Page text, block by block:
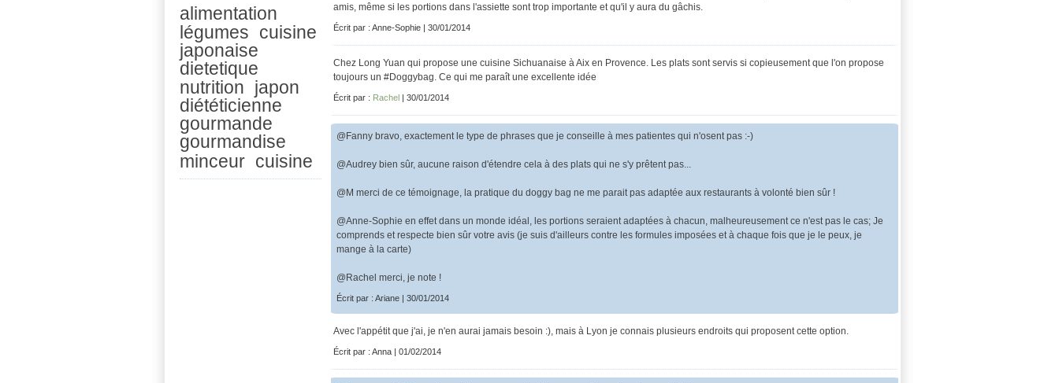
alimentation
légumes cuisine
japonaise
dietetique
nutrition japon
diététicienne
gourmande
gourmandise
minceur cuisine
amis, même si les portions dans l'assiette sont trop importante et qu'il y aura du gâchis.
Écrit par : Anne-Sophie | 30/01/2014
Chez Long Yuan qui propose une cuisine Sichuanaise à Aix en Provence. Les plats sont servis si copieusement que l'on propose
toujours un #Doggybag. Ce qui me paraît une excellente idée
Écrit par : Rachel | 30/01/2014
@Fanny bravo, exactement le type de phrases que je conseille à mes patientes qui n'osent pas :-)
@Audrey bien sûr, aucune raison d'étendre cela à des plats qui ne s'y prêtent pas...
@M merci de ce témoignage, la pratique du doggy bag ne me parait pas adaptée aux restaurants à volonté bien sûr !
@Anne-Sophie en effet dans un monde idéal, les portions seraient adaptées à chacun, malheureusement ce n'est pas le cas; Je
comprends et respecte bien sûr votre avis (je suis d'ailleurs contre les formules imposées et à chaque fois que je le peux, je
mange à la carte)
@Rachel merci, je note !
Écrit par : Ariane | 30/01/2014
Avec l'appétit que j'ai, je n'en aurai jamais besoin :), mais à Lyon je connais plusieurs endroits qui proposent cette option.
Écrit par : Anna | 01/02/2014